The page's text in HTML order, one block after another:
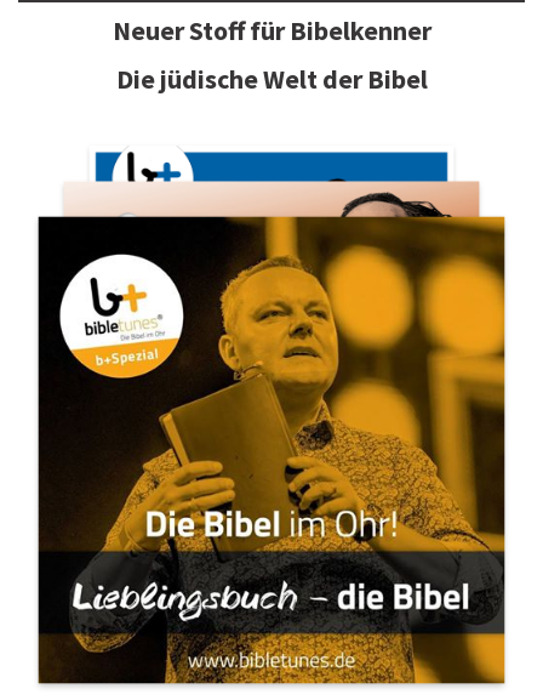
Neuer Stoff für Bibelkenner
Die jüdische Welt der Bibel